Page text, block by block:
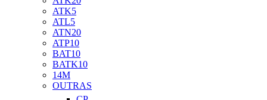
ATK5
ATL5
ATN20
ATP10
BAT10
BATK10
14M
OUTRAS